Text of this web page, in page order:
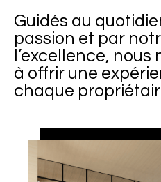
Guidés au
passion et par
l’excellence,
à offrir une
chaque